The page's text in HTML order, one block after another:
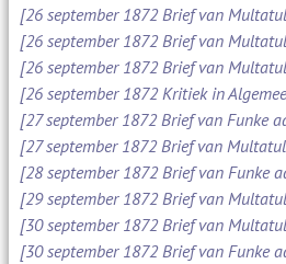
[26 september 1872 Brief van
[26 september 1872 Brief van
[26 september 1872 Brief van
[26 september 1872 Kritiek in
[27 september 1872 Brief van Funke
[27 september 1872 Brief van
[28 september 1872 Brief van Funke
[29 september 1872 Brief van
[30 september 1872 Brief van
[30 september 1872 Brief van Funke